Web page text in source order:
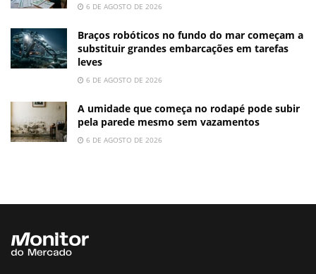
6 DE AGOSTO DE 2026
Braços robóticos no fundo do mar começam a
substituir grandes embarcações em tarefas
leves
6 DE AGOSTO DE 2026
A umidade que começa no rodapé pode subir
pela parede mesmo sem vazamentos
6 DE AGOSTO DE 2026